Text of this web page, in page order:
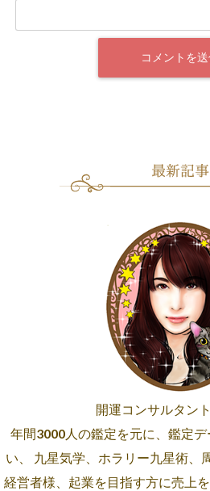
開運コンサルタン
年間3000人の鑑定を元に、鑑定
い、 九星気学、ホラリー九星術、
経営者様、起業を目指す方に売上